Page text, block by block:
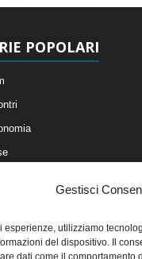
Gestisci
esperienze, utilizziamo
del dispositivo. Il
dati come il comportamento
POPOLARI
On-Line